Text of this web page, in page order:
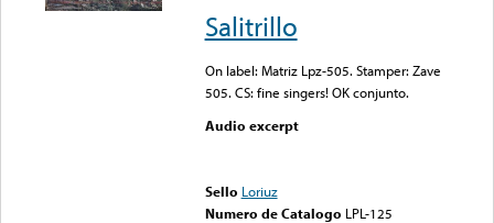
Salitrillo
On label: Matriz Lpz-505. Stamper: Zave
505. CS: fine singers! OK conjunto.
Audio excerpt
Sello Loriuz
Numero de Catalogo LPL-125